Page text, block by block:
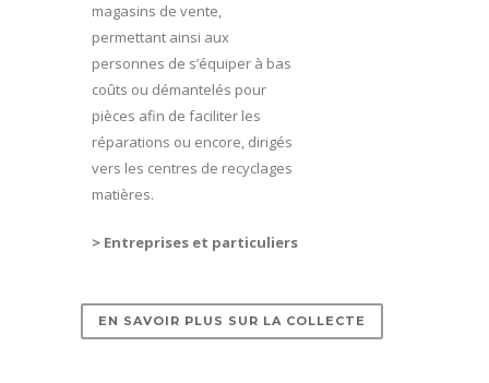
magasins de vente,
permettant ainsi aux
personnes de s’équiper à bas
coûts ou démantelés pour
pièces afin de faciliter les
réparations ou encore, dirigés
vers les centres de recyclages
matières.
> Entreprises et particuliers
EN SAVOIR PLUS SUR LA COLLECTE